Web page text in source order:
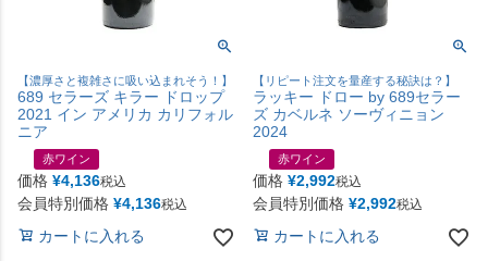
【濃厚さと複雑さに吸い込まれそう！】
689 セラーズ キラー ドロップ
2021 イン アメリカ カリフォル
ニア
赤ワイン
価格 ¥4,136税込
会員特別価格 ¥4,136税込
カートに入れる
【リピート注文を量産する秘訣は？】
ラッキー ドロー by 689セラー
ズ カベルネ ソーヴィニョン
2024
赤ワイン
価格 ¥2,992税込
会員特別価格 ¥2,992税込
カートに入れる